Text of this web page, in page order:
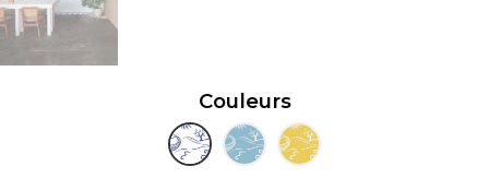
Couleurs